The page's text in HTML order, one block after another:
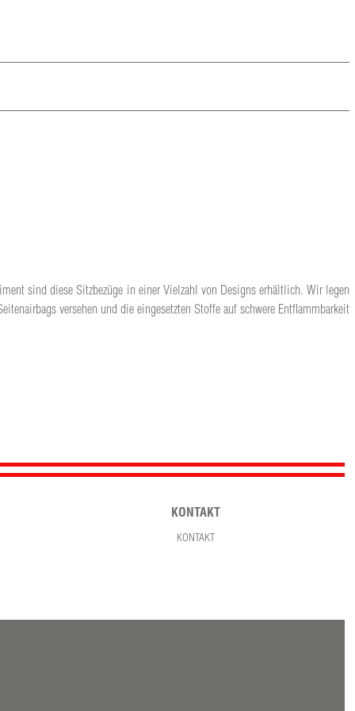
sind diese Sitzbezüge in einer Vielzahl von Designs erhältlich. Wir legen
versehen und die eingesetzten Stoffe auf schwere Entflammbarkeit
KONTAKT
KONTAKT